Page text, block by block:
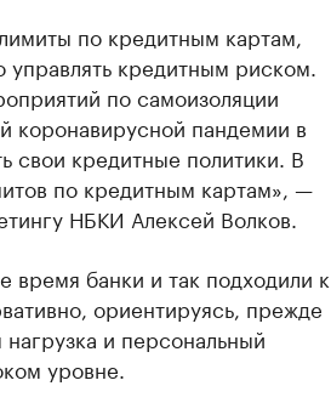
по кредитным картам,
кредитным риском.
по самоизоляции
коронавирусной пандемии в
свои кредитные политики. В
по кредитным картам», —
НБКИ Алексей Волков.
время банки и так подходили к
ориентируясь, прежде
и персональный
уровне.